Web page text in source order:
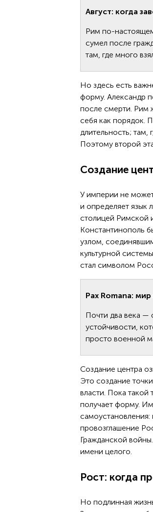
Август: когда
Рим по-
сумел после
там, где много
Но здесь есть
форму. Александр
после смерти. Рим
себя как порядок.
длительность; там,
Поэтому второй
Создание
У империи не может
и определяет язык
столицей Римской
Константинополь
узлом,
культурной
стал символом
Pax Romana:
Почти два века —
устойчивости,
просто военной
Создание центра
Это создание
власти. Пока такой
получает форму.
самоустановления:
провозглашение
Гражданской
имени целого.
Рост: когда
Но подлинная